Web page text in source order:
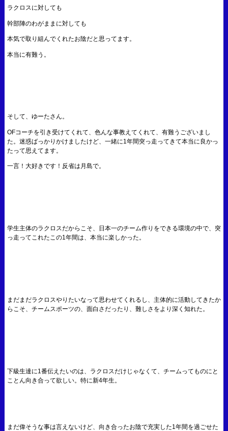
ラクロスに対しても
幹部陣のわがままに対しても
本気で取り組んでくれたお陰だと思ってます。
本当に有難う。
そして、ゆーたさん。
OFコーチを引き受けてくれて、色んな事教えてくれて、有難うございまし
た。迷惑ばっかりかけましたけど、一緒に1年間突っ走ってきて本当に良かっ
たって思えてます。
一言！大好きです！反省は月島で。
学生主体のラクロスだからこそ、日本一のチーム作りをできる環境の中で、突
っ走ってこれたこの1年間は、本当に楽しかった。
まだまだラクロスやりたいなって思わせてくれるし、主体的に活動してきたか
らこそ、チームスポーツの、面白さだったり、難しさをより深く知れた。
下級生達に1番伝えたいのは、ラクロスだけじゃなくて、チームってものにと
ことん向き合って欲しい。特に新4年生。
まだ偉そうな事は言えないけど、向き合ったお陰で充実した1年間を過ごせた